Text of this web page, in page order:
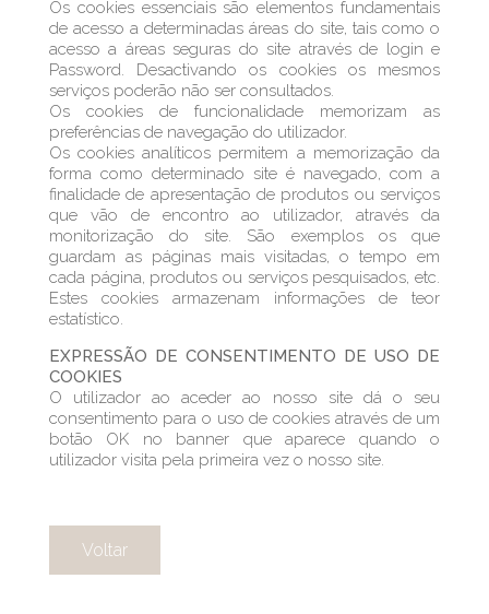
Os cookies essenciais são elementos fundamentais
de acesso a determinadas áreas do site, tais como o
acesso a áreas seguras do site através de login e
Password. Desactivando os cookies os mesmos
serviços poderão não ser consultados.
Os cookies de funcionalidade memorizam as
preferências de navegação do utilizador.
Os cookies analíticos permitem a memorização da
forma como determinado site é navegado, com a
finalidade de apresentação de produtos ou serviços
que vão de encontro ao utilizador, através da
monitorização do site. São exemplos os que
guardam as páginas mais visitadas, o tempo em
cada página, produtos ou serviços pesquisados, etc.
Estes cookies armazenam informações de teor
estatístico.
EXPRESSÃO DE CONSENTIMENTO DE USO DE
COOKIES
O utilizador ao aceder ao nosso site dá o seu
consentimento para o uso de cookies através de um
botão OK no banner que aparece quando o
utilizador visita pela primeira vez o nosso site.
Voltar